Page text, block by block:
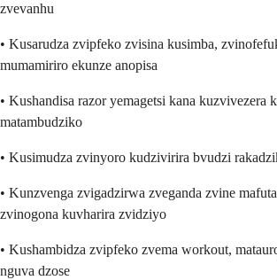
zvevanhu
• Kusarudza zvipfeko zvisina kusimba,
mumamiriro ekunze anopisa
• Kushandisa razor yemagetsi kana kuzvivezera
matambudziko
• Kusimudza zvinyoro kudzivirira bvudzi
• Kunzvenga zvigadzirwa zveganda zvine
zvinogona kuvharira zvidziyo
• Kushambidza zvipfeko zvema workout,
nguva dzose